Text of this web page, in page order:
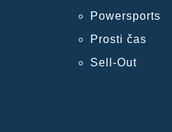
Powersports
Prosti čas
Sell-Out